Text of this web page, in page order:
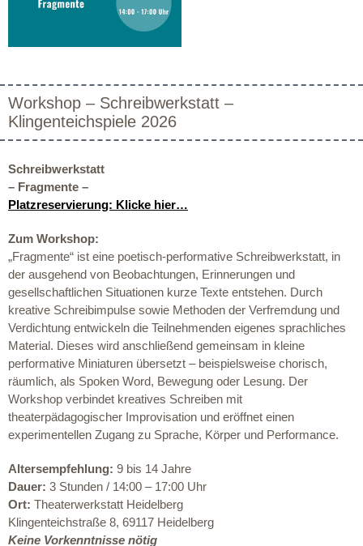
Workshop – Schreibwerkstatt –
Klingenteichspiele 2026
Schreibwerkstatt
– Fragmente –
Platzreservierung: Klicke hier…
Zum Workshop:
„Fragmente“ ist eine poetisch-performative Schreibwerkstatt, in
der ausgehend von Beobachtungen, Erinnerungen und
gesellschaftlichen Situationen kurze Texte entstehen. Durch
kreative Schreibimpulse sowie Methoden der Verfremdung und
Verdichtung entwickeln die Teilnehmenden eigenes sprachliches
Material. Dieses wird anschließend gemeinsam in kleine
performative Miniaturen übersetzt – beispielsweise chorisch,
räumlich, als Spoken Word, Bewegung oder Lesung. Der
Workshop verbindet kreatives Schreiben mit
theaterpädagogischer Improvisation und eröffnet einen
experimentellen Zugang zu Sprache, Körper und Performance.
Altersempfehlung: 9 bis 14 Jahre
Dauer: 3 Stunden / 14:00 – 17:00 Uhr
Ort: Theaterwerkstatt Heidelberg
Klingenteichstraße 8, 69117 Heidelberg
Keine Vorkenntnisse nötig